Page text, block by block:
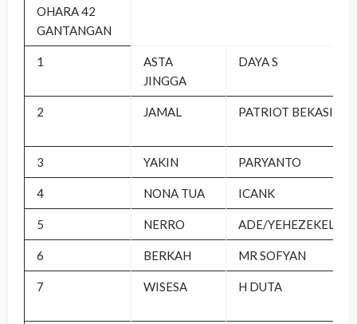
OHARA 42
GANTANGAN
1
ASTA
JINGGA
DAYA S
2 JAMAL PATRIOT BEKASI
3 YAKIN PARYANTO
4 NONA TUA ICANK
5 NERRO ADE/YEHEZEKEL
6 BERKAH MR SOFYAN
7 WISESA H DUTA